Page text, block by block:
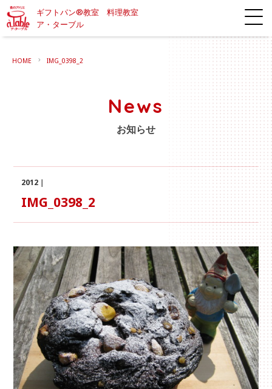
ギフトパン®教室 料理教室
ア・ターブル
HOME IMG_0398_2
News
お知らせ
2012｜
IMG_0398_2